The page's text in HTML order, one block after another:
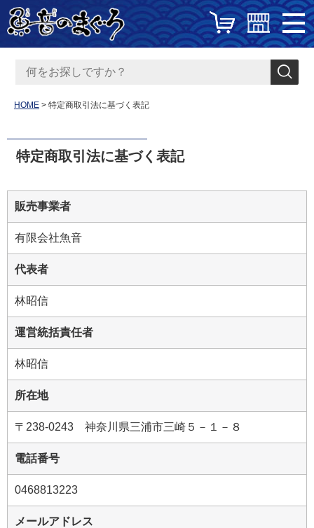
HOME 特定商取引法に基づく表記
特定商取引法に基づく表記
販売事業者
有限会社魚音
代表者
林昭信
運営統括責任者
林昭信
所在地
〒238-0243 神奈川県三浦市三崎５－１－８
電話番号
0468813223
メールアドレス